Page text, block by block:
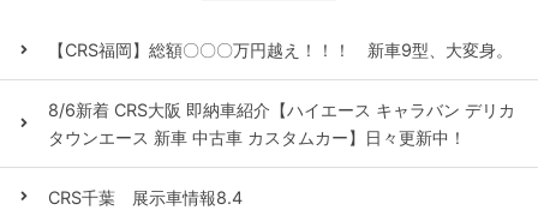
【CRS福岡】総額〇〇〇万円越え！！！ 新車9型、大変身。
8/6新着 CRS大阪 即納車紹介【ハイエース キャラバン デリカ
タウンエース 新車 中古車 カスタムカー】日々更新中！
CRS千葉 展示車情報8.4